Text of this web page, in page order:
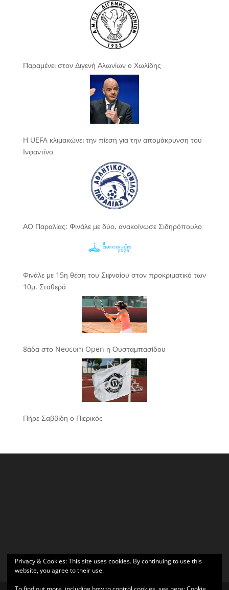
Παραμένει στον Διγενή Αλωνίων ο Χωλίδης
Η UEFA κλιμακώνει την πίεση για την απομάκρυνση του
Ινφαντίνο
ΑΟ Παραλίας: Φινάλε με δύο, ανακοίνωσε Σιδηρόπουλο
Φινάλε με 15η θέση του Σιφναίου στον προκριματικό των
10μ. Σταθερά
8άδα στο Neocom Open η Ουσταμπασίδου
Πήρε Σαββίδη ο Πιερικός
Privacy & Cookies: This site uses cookies. By continuing to use this
website, you agree to their use.